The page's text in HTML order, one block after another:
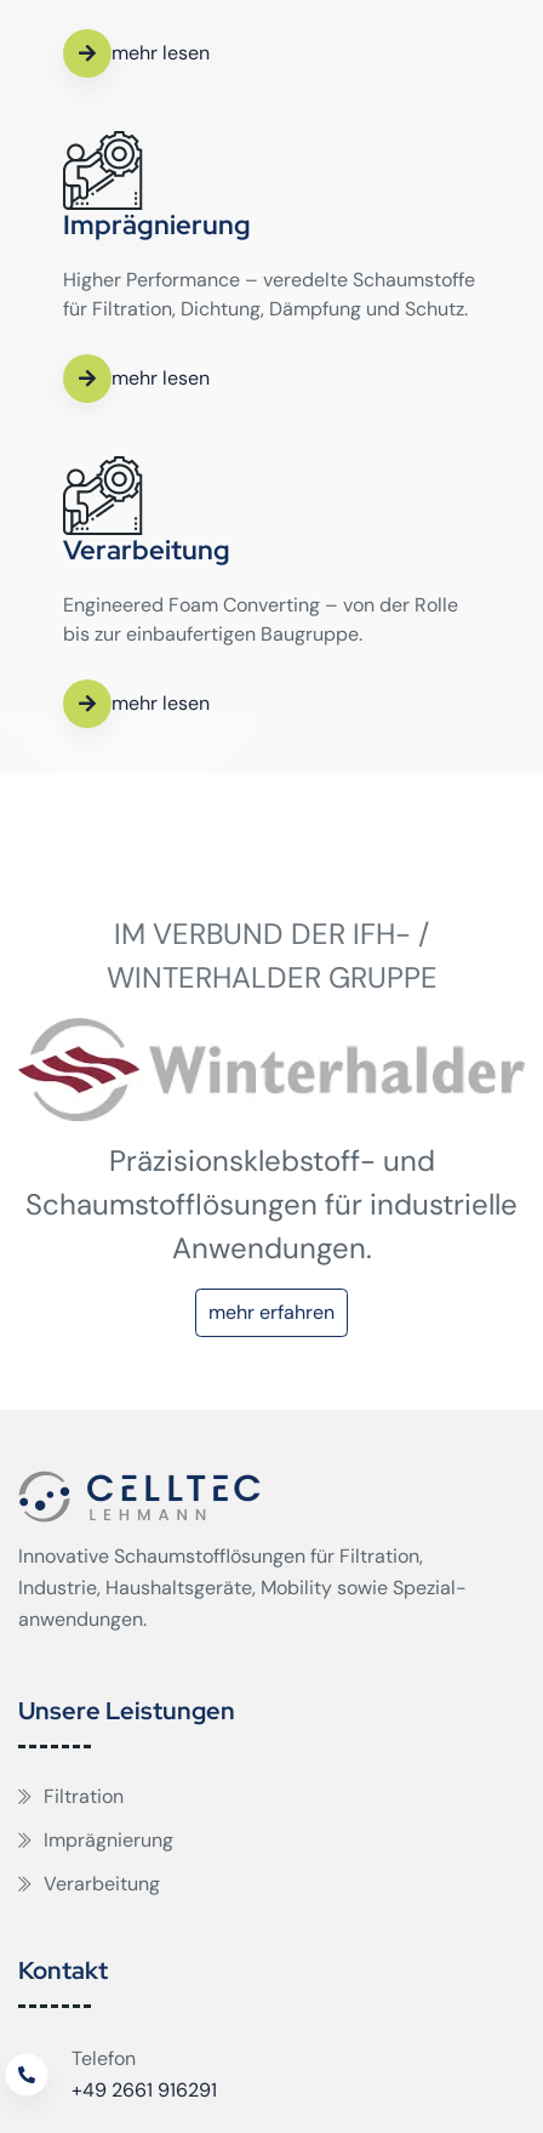
mehr lesen
Imprägnierung
Higher Performance – veredelte Schaumstoffe
für Filtration, Dichtung, Dämpfung und Schutz.
mehr lesen
Verarbeitung
Engineered Foam Converting – von der Rolle
bis zur einbaufertigen Baugruppe.
mehr lesen
IM VERBUND DER IFH- /
WINTERHALDER GRUPPE
Winterhalder
Präzisionsklebstoff- und
Schaumstofflösungen für industrielle
Anwendungen.
mehr erfahren
Innovative Schaumstofflösungen für Filtration,
Industrie, Haushaltsgeräte, Mobility sowie Spezial­
anwendungen.
Unsere Leistungen
Filtration
Imprägnierung
Verarbeitung
Kontakt
Telefon
+49 2661 916291